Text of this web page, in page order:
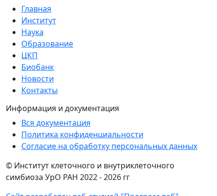
Главная
Институт
Наука
Образование
ЦКП
Биобанк
Новости
Контакты
Информация и документация
Вся документация
Политика конфиденциальности
Согласие на обработку персональных данных
© Институт клеточного и внутриклеточного
симбиоза УрО РАН 2022 -2026 гг